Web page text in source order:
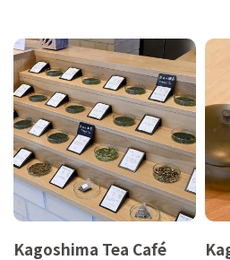
Kagoshima Tea Café